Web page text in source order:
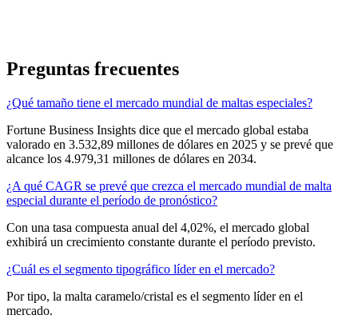
Preguntas frecuentes
¿Qué tamaño tiene el mercado mundial de maltas especiales?
Fortune Business Insights dice que el mercado global estaba
valorado en 3.532,89 millones de dólares en 2025 y se prevé que
alcance los 4.979,31 millones de dólares en 2034.
¿A qué CAGR se prevé que crezca el mercado mundial de malta
especial durante el período de pronóstico?
Con una tasa compuesta anual del 4,02%, el mercado global
exhibirá un crecimiento constante durante el período previsto.
¿Cuál es el segmento tipográfico líder en el mercado?
Por tipo, la malta caramelo/cristal es el segmento líder en el
mercado.